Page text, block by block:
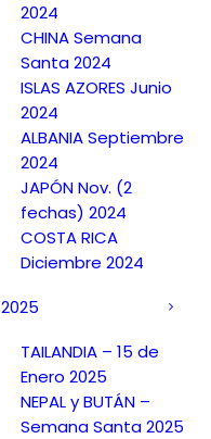
2024
CHINA Semana
Santa 2024
ISLAS AZORES Junio
2024
ALBANIA Septiembre
2024
JAPÓN Nov. (2
fechas) 2024
COSTA RICA
Diciembre 2024
2025
TAILANDIA – 15 de
Enero 2025
NEPAL y BUTÁN –
Semana Santa 2025